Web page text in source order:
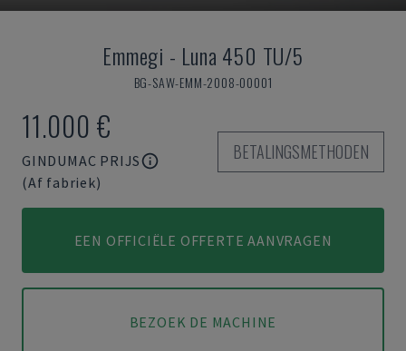
Emmegi - Luna 450 TU/5
BG-SAW-EMM-2008-00001
11.000 €
GINDUMAC PRIJS
(Af fabriek)
BETALINGSMETHODEN
EEN OFFICIËLE OFFERTE AANVRAGEN
BEZOEK DE MACHINE